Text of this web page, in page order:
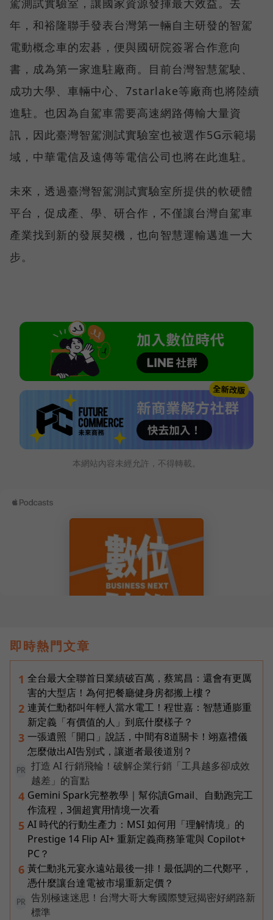
年，和裕隆聯手發表台灣第一輛自主研發的智駕
電動概念車的宏碁，便與國研院簽署合作意向
書，成為第一家進駐廠商。目前台灣智慧駕駛、
成功大學、車輛中心、7starlake等廠商也將陸續
進駐。也因為自駕車需要高速網路傳輸大量資
訊，因此臺灣智駕測試實驗室也被選作5G示範場
域，中華電信及遠傳等電信公司也將在此進駐。
未來，透過臺灣智駕測試實驗室所提供的軟硬體
平台，促成產、學、研合作，不僅讓台灣自駕車
產業找到新的發展契機，也向智慧運輸邁進一大
步。
本網站內容未經允許，不得轉載。
即時熱門文章
1 全台最大全聯首日業績破百萬，蔡篤昌：還會有更厲
害的大型店！為何把餐廳健身房都搬上樓？
2 連黃仁勳都叫年輕人當水電工！程世嘉：智慧通膨重
新定義「有價值的人」到底什麼樣子？
3 一張遺照「開口」說話，中間有8道關卡！翊嘉禮儀
怎麼做出AI告別式，讓逝者最後道別？
PR
打造 AI 行銷飛輪！破解企業行銷「工具越多卻成效
越差」的盲點
4 Gemini Spark完整教學｜幫你讀Gmail、自動跑完工
作流程，3個超實用情境一次看
5 AI 時代的行動生產力：MSI 如何用「理解情境」的
Prestige 14 Flip AI+ 重新定義商務筆電與 Copilot+
PC？
6 黃仁勳兆元宴永遠站最後一排！最低調的二代鄭平，
憑什麼讓台達電被市場重新定價？
PR
告別極速迷思！台灣大哥大奪國際雙冠揭密好網路新
標準